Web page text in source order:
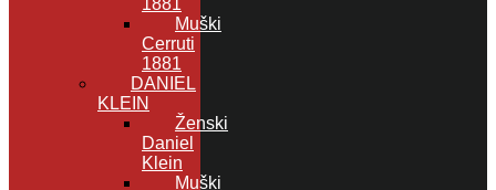
Muški
Cerruti
1881
DANIEL
KLEIN
Ženski
Daniel
Klein
Muški